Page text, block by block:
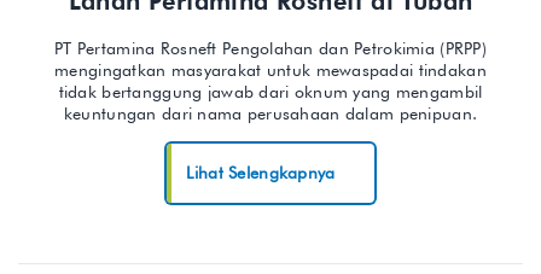
PT Pertamina Rosneft Pengolahan dan Petrokimia (PRPP)
mengingatkan masyarakat untuk mewaspadai tindakan
tidak bertanggung jawab dari oknum yang mengambil
keuntungan dari nama perusahaan dalam penipuan.
Lihat Selengkapnya